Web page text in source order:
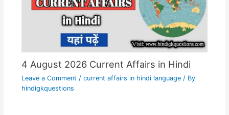
4 August 2026 Current Affairs in Hindi
Leave a Comment / current affairs in hindi language/ By
hindigkquestions